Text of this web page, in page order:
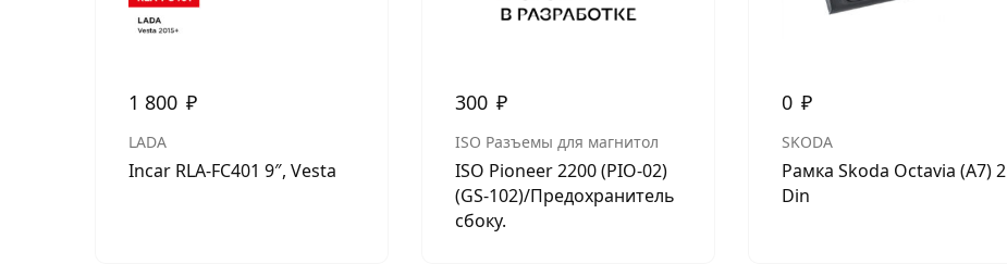
1 800 ₽
LADA
Incar RLA-FC401 9″, Vesta
300 ₽
ISO Разъемы для магнитол
ISO Pioneer 2200 (PIO-02)
(GS-102)/Предохранитель
сбоку.
0 ₽
SKODA
Рамка Skoda Octavia (A7) 2
Din